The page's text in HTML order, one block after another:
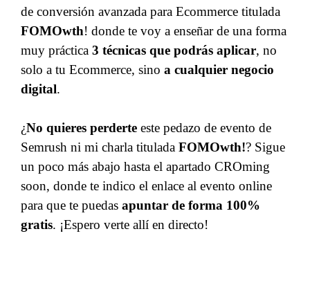
de conversión avanzada para Ecommerce titulada
FOMOwth! donde te voy a enseñar de una forma
muy práctica 3 técnicas que podrás aplicar, no
solo a tu Ecommerce, sino a cualquier negocio
digital.
¿No quieres perderte este pedazo de evento de
Semrush ni mi charla titulada FOMOwth!? Sigue
un poco más abajo hasta el apartado CROming
soon, donde te indico el enlace al evento online
para que te puedas apuntar de forma 100%
gratis. ¡Espero verte allí en directo!